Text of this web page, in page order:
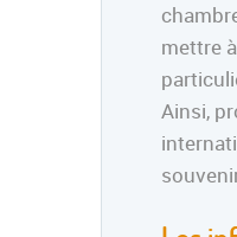
mettre
Ainsi,